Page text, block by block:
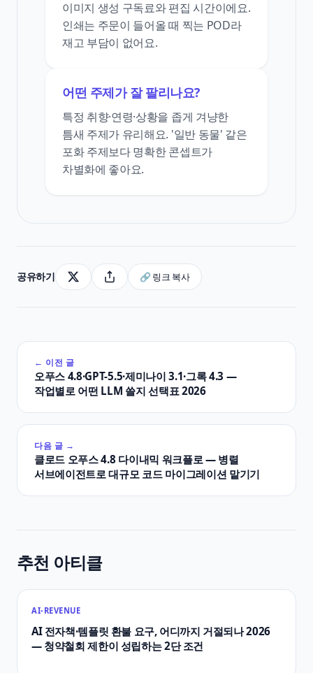
이미지 생성 구독료와 편집 시간이에요.
인쇄는 주문이 들어올 때 찍는 POD라
재고 부담이 없어요.
어떤 주제가 잘 팔리나요?
특정 취향·연령·상황을 좁게 겨냥한
틈새 주제가 유리해요. '일반 동물' 같은
포화 주제보다 명확한 콘셉트가
차별화에 좋아요.
공유하기 🔗 링크 복사
← 이전 글
오푸스 4.8·GPT-5.5·제미나이 3.1·그록 4.3 —
작업별로 어떤 LLM 쓸지 선택표 2026
다음 글 →
클로드 오푸스 4.8 다이내믹 워크플로 — 병렬
서브에이전트로 대규모 코드 마이그레이션 맡기기
추천 아티클
AI-REVENUE
AI 전자책·템플릿 환불 요구, 어디까지 거절되나 2026
— 청약철회 제한이 성립하는 2단 조건